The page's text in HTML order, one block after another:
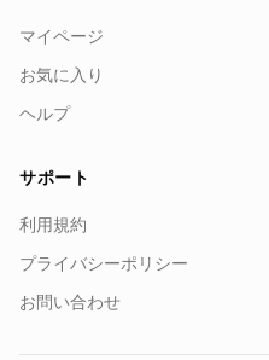
マイページ
お気に入り
ヘルプ
サポート
利用規約
プライバシーポリシー
お問い合わせ